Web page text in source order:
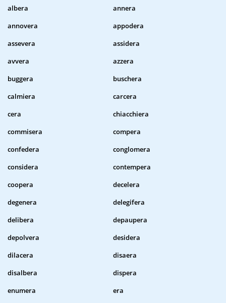
albera
annera
annovera
appodera
assevera
assidera
avvera
azzera
buggera
buschera
calmiera
carcera
cera
chiacchiera
commisera
compera
confedera
conglomera
considera
contempera
coopera
decelera
degenera
delegifera
delibera
depaupera
depolvera
desidera
dilacera
disaera
disalbera
dispera
enumera
era